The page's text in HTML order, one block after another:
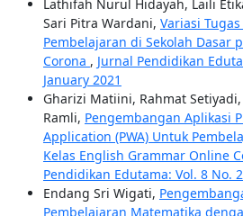
Lathifah Nurul Hidayah, Laili
Sari Pitra Wardani, Variasi
Pembelajaran di Sekolah Dasar
Corona , Jurnal Pendidikan
January 2021
Gharizi Matiini, Rahmat
Ramli, Pengembangan Aplikasi
Application (PWA) Untuk
Kelas English Grammar Online
Pendidikan Edutama: Vol. 8 No. 2
Endang Sri Wigati,
Pembelajaran Matematika